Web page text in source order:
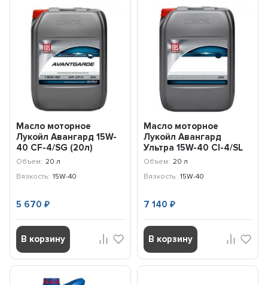
Масло моторное
Лукойл Авангард 15W-
40 CF-4/SG (20л)
3629005
Объем: 20 л
Вязкость: 15W-40
5 670₽
В корзину
Масло моторное
Лукойл Авангард
Ультра 15W-40 Cl-4/SL
(20л) 3607924
Объем: 20 л
Вязкость: 15W-40
7 140 ₽
В корзину